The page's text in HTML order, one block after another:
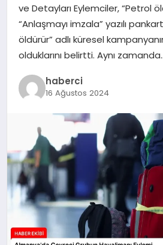
TEKNOLOJI
ve Detayları Eylemciler, “Petrol
“Anlaşmayı imzala” yazılı
öldürür” adlı küresel
olduklarını belirtti. Aynı
haberci
16 Ağustos 2024